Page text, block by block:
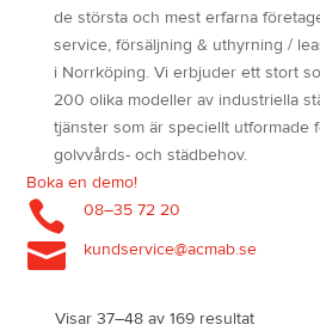
de största och mest erfarna
service, försäljning & uthyrning /
i Norrköping. Vi erbjuder ett stort
200 olika modeller av industriella
tjänster som är speciellt utformade
golvvårds- och städbehov.
Boka en demo!
 08–35 72 20
 kundservice@acmab.se
Visar 37–48 av 169 resultat